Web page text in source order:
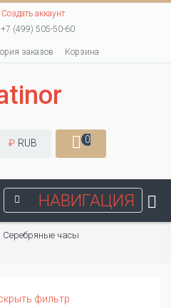
Создать аккаунт
(499) 505-50-60
заказов Корзина
₽ RUB 0
НАВИГАЦИЯ
Серебряные часы
фильтр